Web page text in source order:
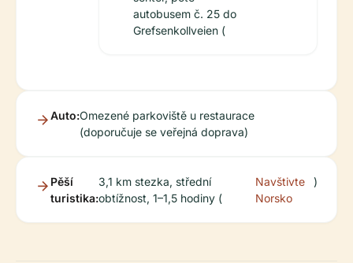
autobusem č. 25 do
Grefsenkollveien (
Auto:Omezené parkoviště u restaurace
(doporučuje se veřejná doprava)
Pěší
turistika:
3,1 km stezka, střední
obtížnost, 1–1,5 hodiny (
Navštivte
Norsko
)